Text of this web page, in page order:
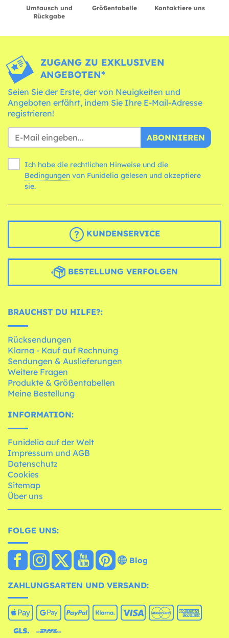
Umtausch und
Rückgabe
Größentabelle Kontaktiere uns
ZUGANG ZU EXKLUSIVEN
ANGEBOTEN*
Seien Sie der Erste, der von Neuigkeiten und
Angeboten erfährt, indem Sie Ihre E-Mail-Adresse
registrieren!
ABONNIEREN
Ich habe die rechtlichen Hinweise und die
Bedingungen
sie.
KUNDENSERVICE
BESTELLUNG VERFOLGEN
BRAUCHST DU HILFE?:
Rücksendungen
Klarna - Kauf auf Rechnung
Sendungen & Auslieferungen
Weitere Fragen
Produkte & Größentabellen
Meine Bestellung
INFORMATION:
Funidelia auf der Welt
Impressum und AGB
Datenschutz
Cookies
Sitemap
Über uns
FOLGE UNS:
Blog
ZAHLUNGSARTEN UND VERSAND: